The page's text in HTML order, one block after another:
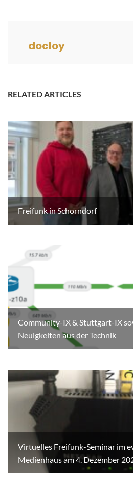
docloy
RELATED ARTICLES
Freifunk in Schorndorf
Community-IX & Stuttgart-IX
Neuigkeiten aus der Technik
Virtuelles Freifunk-Seminar im
Medienhaus am 4. Dezember